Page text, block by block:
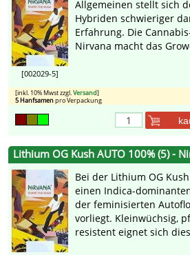
[002029-5]
Allgemeinen stellt sich
Hybriden schwieriger
Erfahrung. Die
Nirvana macht das
[inkl. 10% Mwst zzgl.Versand]
5 Hanfsamenpro Verpackung
Lithium OG Kush AUTO 100% (5) -
Bei der Lithium OG
einen Indica-
der feminisierten
vorliegt. Kleinwüchsig,
resistent eignet sich